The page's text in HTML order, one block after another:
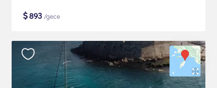
$893 /gece